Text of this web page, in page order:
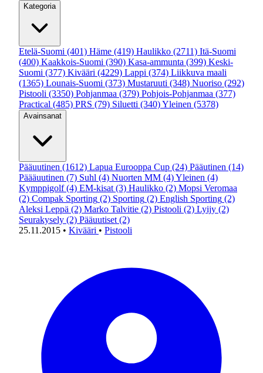
Kategoria
Etelä-Suomi (401) Häme (419) Haulikko (2711) Itä-Suomi
(400) Kaakkois-Suomi (390) Kasa-ammunta (399) Keski-
Suomi (377) Kivääri (4229) Lappi (374) Liikkuva maali
(1365) Lounais-Suomi (373) Mustaruuti (348) Nuoriso (292)
Pistooli (3350) Pohjanmaa (379) Pohjois-Pohjanmaa (377)
Practical (485) PRS (79) Siluetti (340)Yleinen (5378)
Avainsanat
Pääuutinen (1612) Lapua Eurooppa Cup (24) Pääutinen (14)
Päääuutinen (7) Suhl (4) Nuorten MM (4)Yleinen (4)
Kymppigolf (4) EM-kisat (3) Haulikko (2) Mopsi Veromaa
(2) Compak Sporting (2) Sporting (2) English Sporting (2)
Aleksi Leppä (2) Marko Talvitie (2) Pistooli (2) Lyijy (2)
Seurakysely (2) Pääuutiset (2)
25.11.2015 • Kivääri • Pistooli